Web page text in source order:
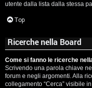
utente dalla lista dalla stessa
Top
Ricerche nella Board
Come si fanno le ricerche
Scrivendo una parola chiave
forum e negli argomenti. Alla
collegamento “Cerca” visibile